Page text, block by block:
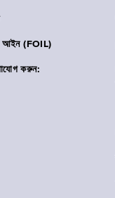
আইন (FOIL)
করুন: